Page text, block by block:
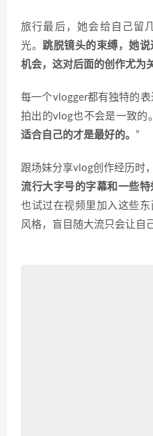
旅行最后，她会给自己留
光。 跳脱镜头的束缚，她
机会，这对后面的创作尤为
每一个vlogger都有独特的表
拍出的vlog也不会是一致的
适合自己的才是最好的。 ”
跟场妹分享vlog创作经历时，
流行大字号的字幕和一些
也试过在视频里加入这些
风格，盲目随大流只会让自